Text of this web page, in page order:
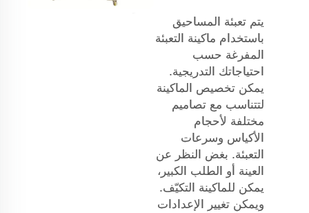
يتم تعبئة المساحيق
باستخدام ماكينة التعبئة
المفرغة حسب
احتياجاتك التدريجية.
يمكن تخصيص الماكينة
لتتناسب مع تصاميم
مختلفة لأحجام
الأكياس وسرعات
التعبئة. بغض النظر عن
العينة أو الطلب الكبير،
يمكن للماكينة التكيّف.
ويمكن تغيير الإعدادات